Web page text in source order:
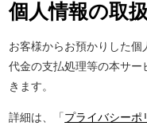
個人情報の取
お客様からお預かりした個
代金の支払処理等の本サ
きます。
詳細は、「プライバシーポ